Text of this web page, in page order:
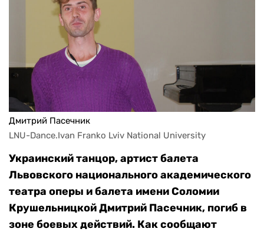
Дмитрий Пасечник
LNU-Dance.Ivan Franko Lviv National University
Украинский танцор, артист балета
Львовского национального академического
театра оперы и балета имени Соломии
Крушельницкой Дмитрий Пасечник, погиб в
зоне боевых действий. Как сообщают